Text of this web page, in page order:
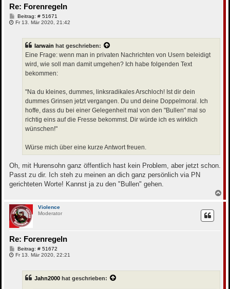
Re: Forenregeln
Beitrag: # 51671
e
a
g
Fr 13. Mär 2020, 21:42
Iarwain hat geschrieben:
Eine Frage: wenn man in privaten Nachrichten von Usern beleidigt
wird, wie soll man damit umgehen? Ich habe folgenden Text
bekommen:
"Na du kleines, dummes, linksradikales Arschloch! Ist dir dein
dummes Grinsen jetzt vergangen. Du und deine Doppelmoral. Ich
hoffe, dass du bei einer Gelegenheit mal von den "Bullen" mal so
richtig eins auf die Fresse bekommst. Dir würde ich es wirklich
wünschen!"
Würse mich über eine kurze Antwort freuen.
Oh, mit Hurensohn ganz öffentlich hast kein Problem, aber jetzt schon.
Passt zu dir. Ich steh zu meinen an dich ganz persönlich via PN
gerichteten Worte! Kannst ja zu den "Bullen" gehen.
a
Violence
Moderator
Re: Forenregeln
Beitrag: # 51672B
e
a
Fr 13. Mär 2020, 22:21
Jahn2000 hat geschrieben: